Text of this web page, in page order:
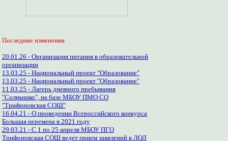
Последние изменения
20.01.26 - Организация питания в образовательной
организации
13.03.25 - Национальный проект "Образование"
13.03.25 - Национальный проект "Образование"
11.03.25 - Лагерь дневного пребывания
"Солнышко", на базе МБОУ ПМО СО
"Трифоновская СОШ"
16.04.21 - О проведении Всероссийского конкурса
Большая перемена в 2021 году
29.03.21 - С 1 по 25 апреля МБОУ ПГО
Трифоновская СОШ ведет прием заявлений в ЛОЛ